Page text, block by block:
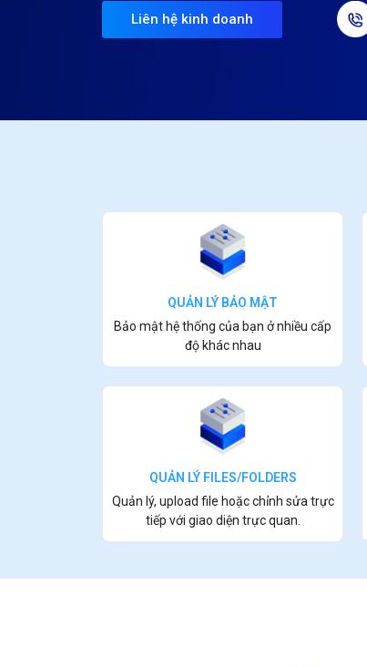
Liên hệ kinh doanh
QUẢN LÝ BẢO MẬT
Bảo mật hệ thống của bạn ở nhiều cấp
độ khác nhau
QUẢN LÝ FILES/FOLDERS
Quản lý, upload file hoặc chỉnh sửa trực
tiếp với giao diện trực quan.